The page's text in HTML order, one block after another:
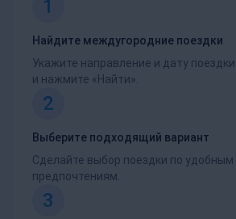
1
Найдите междугородние поездки
Укажите направление и дату
и нажмите «Найти».
2
Выберите подходящий вариант
Сделайте выбор поездки по удобным
предпочтениям.
3